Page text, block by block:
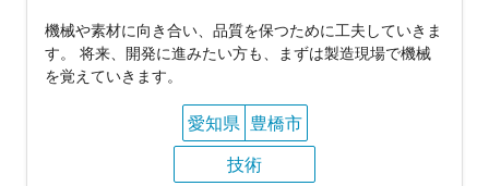
機械や素材に向き合い、品質を保つために工夫していきま
す。 将来、開発に進みたい方も、まずは製造現場で機械
を覚えていきます。
愛知県 豊橋市
技術